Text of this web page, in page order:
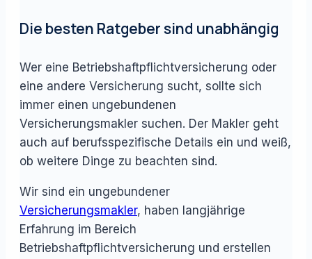
Die besten Ratgeber sind unabhängig
Wer eine Betriebshaftpflichtversicherung oder
eine andere Versicherung sucht, sollte sich
immer einen ungebundenen
Versicherungsmakler suchen. Der Makler geht
auch auf berufsspezifische Details ein und weiß,
ob weitere Dinge zu beachten sind.
Wir sind ein ungebundener
Versicherungsmakler, haben langjährige
Erfahrung im Bereich
Betriebshaftpflichtversicherung und erstellen